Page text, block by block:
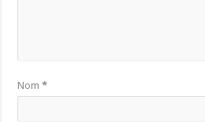
Nom*